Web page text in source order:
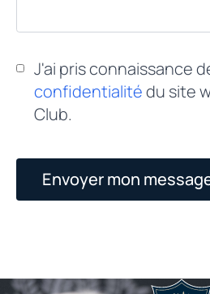
J'ai pris connaissance
confidentialitédu site
Club.
Envoyer mon